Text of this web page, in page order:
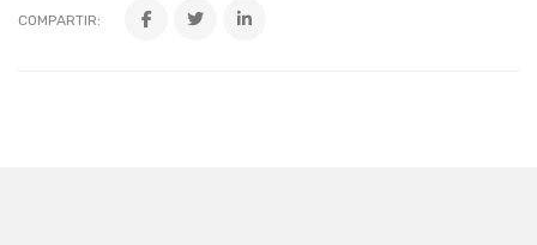
COMPARTIR: